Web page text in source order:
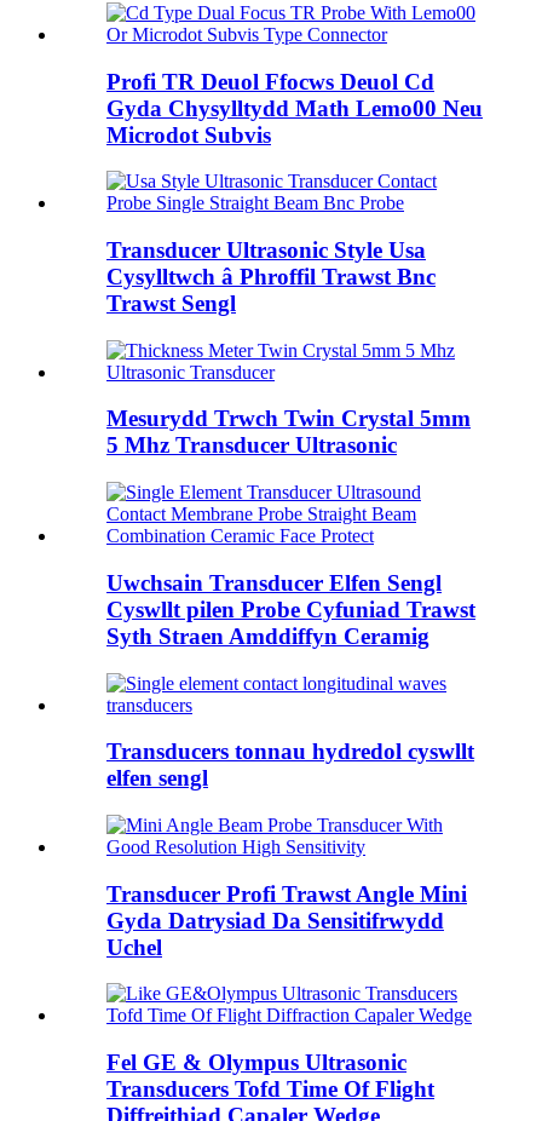
Profi TR Deuol Ffocws Deuol Cd
Gyda Chysylltydd Math Lemo00 Neu
Microdot Subvis
Transducer Ultrasonic Style Usa
Cysylltwch â Phroffil Trawst Bnc
Trawst Sengl
Mesurydd Trwch Twin Crystal 5mm
5 Mhz Transducer Ultrasonic
Uwchsain Transducer Elfen Sengl
Cyswllt pilen Probe Cyfuniad Trawst
Syth Straen Amddiffyn Ceramig
Transducers tonnau hydredol cyswllt
elfen sengl
Transducer Profi Trawst Angle Mini
Gyda Datrysiad Da Sensitifrwydd
Uchel
Fel GE & Olympus Ultrasonic
Transducers Tofd Time Of Flight
Diffreithiad Capaler Wedge